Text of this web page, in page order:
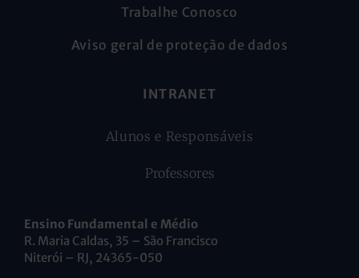
Trabalhe Conosco
Aviso geral de proteção de dados
INTRANET
Alunos e Responsáveis
Professores
Ensino Fundamental e Médio
R. Maria Caldas, 35 – São Francisco
Niterói – RJ, 24365-050